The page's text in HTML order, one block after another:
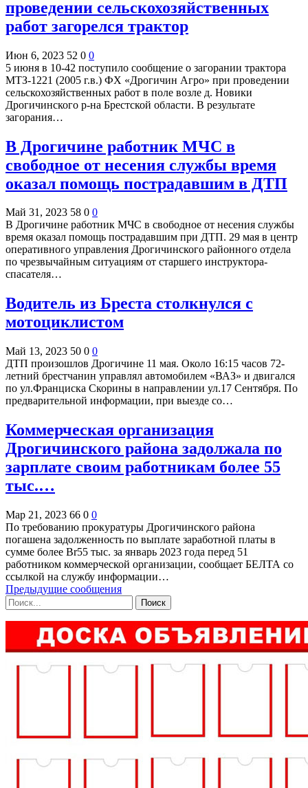
проведении сельскохозяйственных
работ загорелся трактор
Июн 6, 2023 52 0 0
5 июня в 10-42 поступило сообщение о загорании трактора
МТЗ-1221 (2005 г.в.) ФХ «Дрогичин Агро» при проведении
сельскохозяйственных работ в поле возле д. Новики
Дрогичинского р-на Брестской области. В результате
загорания…
В Дрогичине работник МЧС в
свободное от несения службы время
оказал помощь пострадавшим в ДТП
Май 31, 2023 58 0 0
В Дрогичине работник МЧС в свободное от несения службы
время оказал помощь пострадавшим при ДТП. 29 мая в центр
оперативного управления Дрогичинского районного отдела
по чрезвычайным ситуациям от старшего инструктора-
спасателя…
Водитель из Бреста столкнулся с
мотоциклистом
Май 13, 2023 50 0 0
ДТП произошлов Дрогичине 11 мая. Около 16:15 часов 72-
летний брестчанин управлял автомобилем «ВАЗ» и двигался
по ул.Франциска Скорины в направлении ул.17 Сентября. По
предварительной информации, при выезде со…
Коммерческая организация
Дрогичинского района задолжала по
зарплате своим работникам более 55
тыс.…
Мар 21, 2023 66 0 0
По требованию прокуратуры Дрогичинского района
погашена задолженность по выплате заработной платы в
сумме более Br55 тыс. за январь 2023 года перед 51
работником коммерческой организации, сообщает БЕЛТА со
ссылкой на службу информации…
Предыдущие сообщения